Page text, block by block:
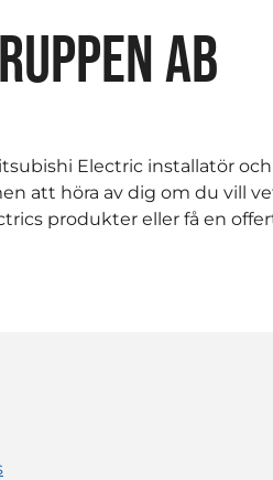
AB
Electric installatör och
att höra av dig om du vill
produkter eller få en